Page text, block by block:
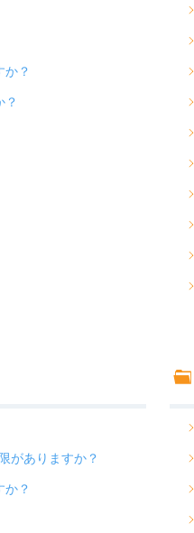
？
？
がありますか？
？